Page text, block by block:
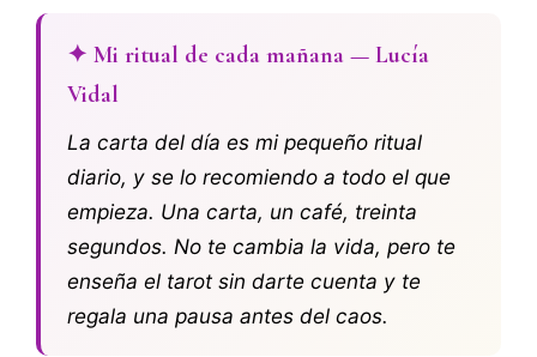
✦ Mi ritual de cada mañana — Lucía
Vidal
La carta del día es mi pequeño ritual
diario, y se lo recomiendo a todo el que
empieza. Una carta, un café, treinta
segundos. No te cambia la vida, pero te
enseña el tarot sin darte cuenta y te
regala una pausa antes del caos.